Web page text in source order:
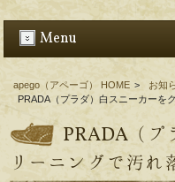
Menu
apego（アペーゴ） HOME > お知
PRADA（プラダ）白スニーカーを
PRADA（プ
リーニングで汚れ